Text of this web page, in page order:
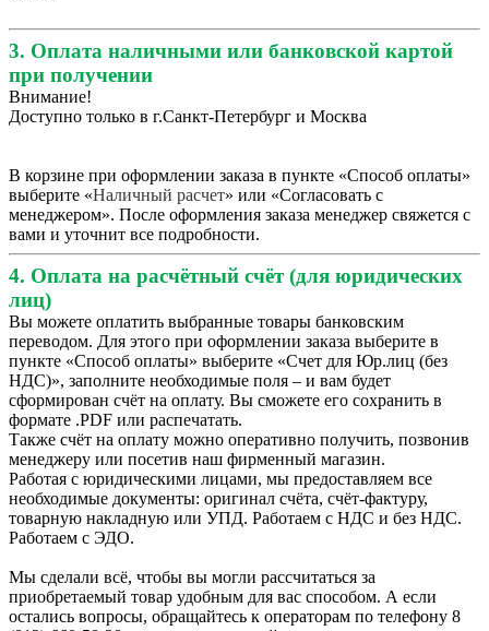
3. Оплата наличными или банковской картой
при получении
Внимание!
Доступно только в г.Санкт-Петербург и Москва
В корзине при оформлении заказа в пункте «Способ оплаты»
выберите «Наличный расчет» или «Согласовать с
менеджером». После оформления заказа менеджер свяжется с
вами и уточнит все подробности.
4. Оплата на расчётный счёт (для юридических
лиц)
Вы можете оплатить выбранные товары банковским
переводом. Для этого при оформлении заказа выберите в
пункте «Способ оплаты» выберите «Счет для Юр.лиц (без
НДС)», заполните необходимые поля – и вам будет
сформирован счёт на оплату. Вы сможете его сохранить в
формате .PDF или распечатать.
Также счёт на оплату можно оперативно получить, позвонив
менеджеру или посетив наш фирменный магазин.
Работая с юридическими лицами, мы предоставляем все
необходимые документы: оригинал счёта, счёт-фактуру,
товарную накладную или УПД. Работаем с НДС и без НДС.
Работаем с ЭДО.
Мы сделали всё, чтобы вы могли рассчитаться за
приобретаемый товар удобным для вас способом. А если
остались вопросы, обращайтесь к операторам по телефону 8